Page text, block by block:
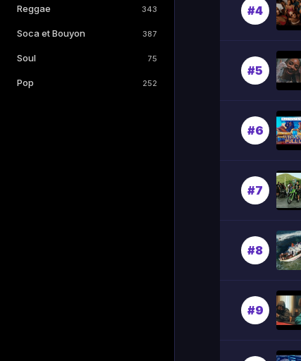
Reggae 343
Soca et Bouyon 387
Soul 75
Pop 252
#4
#5
#6
#7
#8
#9